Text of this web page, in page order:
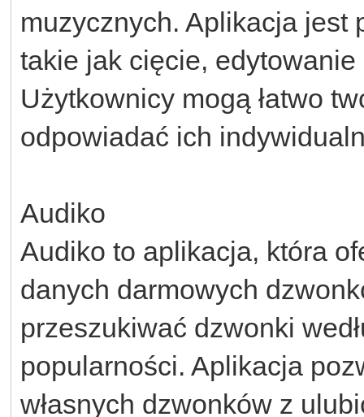
muzycznych. Aplikacja jest
takie jak cięcie,
Użytkownicy mogą łatwo
odpowiadać ich
Audiko
Audiko to aplikacja, która
danych darmowych
przeszukiwać dzwonki
popularności. Aplikacja
własnych dzwonków z